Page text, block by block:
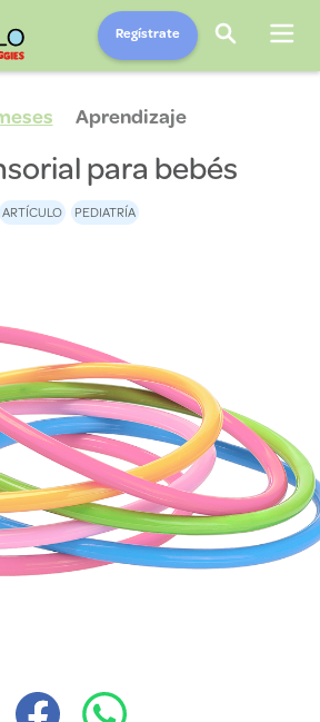
Regístrate
Aprendizaje
para bebés
ARTÍCULO PEDIATRÍA